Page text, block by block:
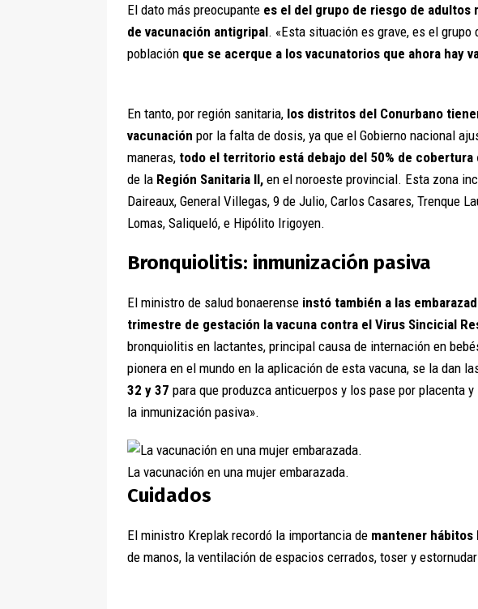
El dato más preocupante es el del grupo de riesgo de adultos
de vacunación antigripal. «Esta situación es grave, es el
población que se acerque a los vacunatorios que ahora hay
En tanto, por región sanitaria, los distritos del Conurbano
vacunación por la falta de dosis, ya que el Gobierno nacional
maneras, todo el territorio está debajo del 50% de cobertura
de la Región Sanitaria II, en el noroeste provincial. Esta zona
Daireaux, General Villegas, 9 de Julio, Carlos Casares, Trenque
Lomas, Saliqueló, e Hipólito Irigoyen.
Bronquiolitis: inmunización pasiva
El ministro de salud bonaerense instó también a las
trimestre de gestación la vacuna contra el Virus Sincicial
bronquiolitis en lactantes, principal causa de internación en
pionera en el mundo en la aplicación de esta vacuna, se la dan
32 y 37 para que produzca anticuerpos y los pase por placenta
la inmunización pasiva».
La vacunación en una mujer embarazada.
Cuidados
El ministro Kreplak recordó la importancia de mantener hábitos
de manos, la ventilación de espacios cerrados, toser y